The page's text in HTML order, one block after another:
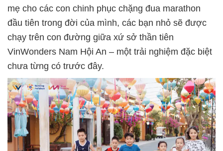
mẹ cho các con chinh phục chặng đua marathon
đầu tiên trong đời của mình, các bạn nhỏ sẽ được
chạy trên con đường giữa xứ sở thần tiên
VinWonders Nam Hội An – một trải nghiệm đặc biệt
chưa từng có trước đây.